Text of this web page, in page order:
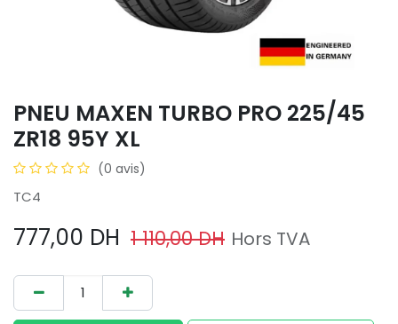
PNEU MAXEN TURBO PRO 225/45
ZR18 95Y XL
(0 avis)
TC4
777,00 DH 1 110,00DH Hors TVA